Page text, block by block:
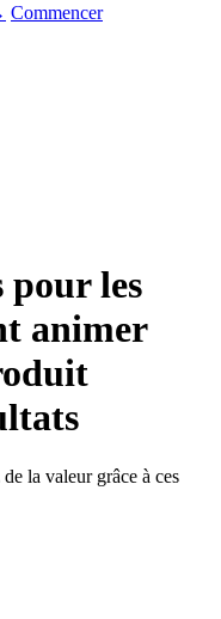
Commencer
pour les
animer
la valeur grâce à ces